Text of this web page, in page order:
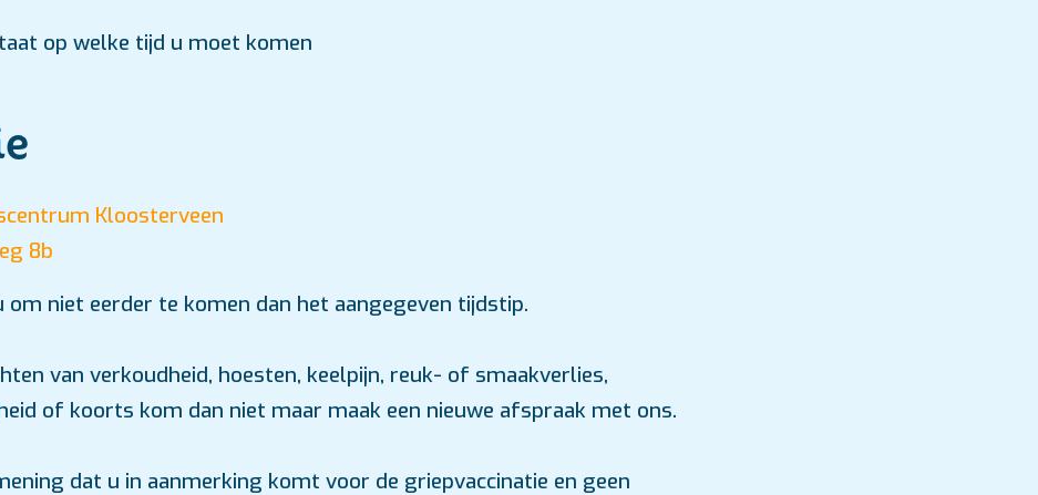
op welke tijd u moet komen
Kloosterveen
8b
om niet eerder te komen dan het aangegeven tijdstip.
van verkoudheid, hoesten, keelpijn, reuk- of smaakverlies,
of koorts kom dan niet maar maak een nieuwe afspraak met ons.
dat u in aanmerking komt voor de griepvaccinatie en geen